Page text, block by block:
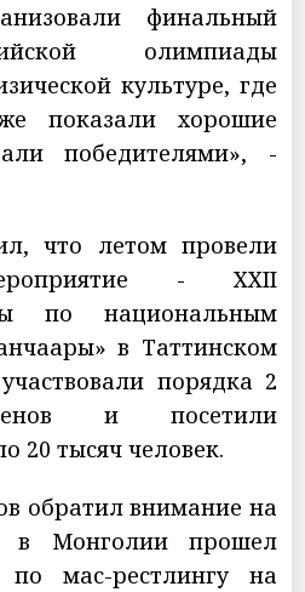
финальный
олимпиады
культуре, где
показали хорошие
победителями», -
что летом провели
- ХХII
по национальным
в Таттинском
порядка 2
и посетили
20 тысяч человек.
обратил внимание на
в Монголии прошел
мас-рестлингу на